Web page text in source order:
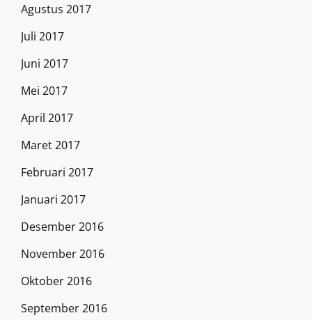
Agustus 2017
Juli 2017
Juni 2017
Mei 2017
April 2017
Maret 2017
Februari 2017
Januari 2017
Desember 2016
November 2016
Oktober 2016
September 2016